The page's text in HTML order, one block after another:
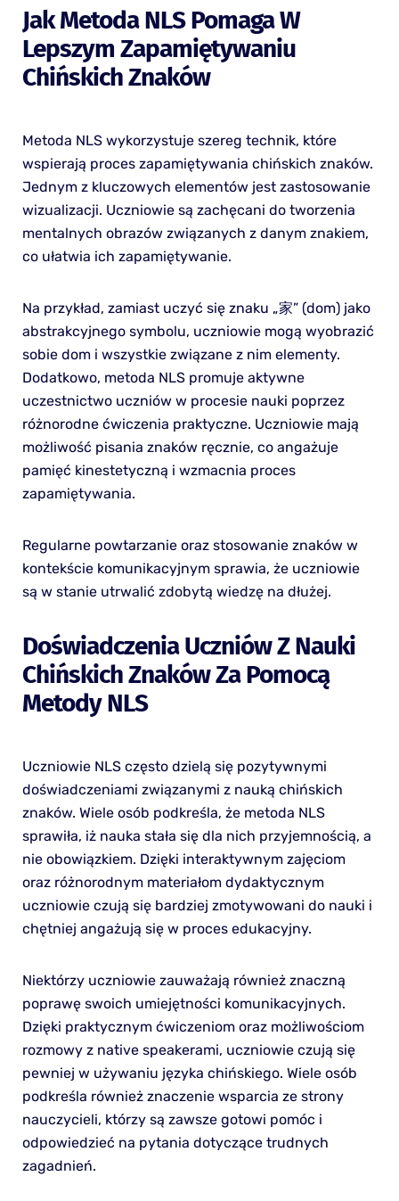
Jak Metoda NLS Pomaga W
Lepszym Zapamiętywaniu
Chińskich Znaków
Metoda NLS wykorzystuje szereg technik, które
wspierają proces zapamiętywania chińskich znaków.
Jednym z kluczowych elementów jest zastosowanie
wizualizacji. Uczniowie są zachęcani do tworzenia
mentalnych obrazów związanych z danym znakiem,
co ułatwia ich zapamiętywanie.
Na przykład, zamiast uczyć się znaku „家” (dom) jako
abstrakcyjnego symbolu, uczniowie mogą wyobrazić
sobie dom i wszystkie związane z nim elementy.
Dodatkowo, metoda NLS promuje aktywne
uczestnictwo uczniów w procesie nauki poprzez
różnorodne ćwiczenia praktyczne. Uczniowie mają
możliwość pisania znaków ręcznie, co angażuje
pamięć kinestetyczną i wzmacnia proces
zapamiętywania.
Regularne powtarzanie oraz stosowanie znaków w
kontekście komunikacyjnym sprawia, że uczniowie
są w stanie utrwalić zdobytą wiedzę na dłużej.
Doświadczenia Uczniów Z Nauki
Chińskich Znaków Za Pomocą
Metody NLS
Uczniowie NLS często dzielą się pozytywnymi
doświadczeniami związanymi z nauką chińskich
znaków. Wiele osób podkreśla, że metoda NLS
sprawiła, iż nauka stała się dla nich przyjemnością, a
nie obowiązkiem. Dzięki interaktywnym zajęciom
oraz różnorodnym materiałom dydaktycznym
uczniowie czują się bardziej zmotywowani do nauki i
chętniej angażują się w proces edukacyjny.
Niektórzy uczniowie zauważają również znaczną
poprawę swoich umiejętności komunikacyjnych.
Dzięki praktycznym ćwiczeniom oraz możliwościom
rozmowy z native speakerami, uczniowie czują się
pewniej w używaniu języka chińskiego. Wiele osób
podkreśla również znaczenie wsparcia ze strony
nauczycieli, którzy są zawsze gotowi pomóc i
odpowiedzieć na pytania dotyczące trudnych
zagadnień.